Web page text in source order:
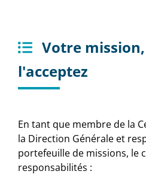
Votre
l'acceptez
En tant que membre de la
la Direction Générale et
portefeuille de missions, le
responsabilités :